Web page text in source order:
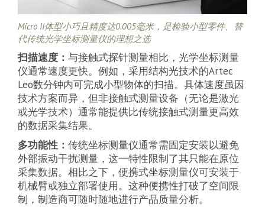
Micro II体型小巧且精度达0.005毫米，是检验小型零件、替
代传统光学坐标测量仪的理想之选
扫描速度： 与接触式探针测量相比，光学坐标测量
仪通常速度更快。例如，采用结构光技术的Artec
Leo数分钟内可完成小型物体的扫描。具体速度虽因
技术方案而异，但非接触式测量设备（无论是激光
或光学技术）通常能提供比传统接触式测量更高效
的数据采集结果。
多功能性： 传统坐标测量仪通常需固定安装以避免
外部振动干扰测量，这一特性限制了其只能在原位
采集数据。相比之下，便携式坐标测量仪可安装于
机械臂或独立部署使用。这种便携性打破了空间限
制，制造商可随时随地进行产品质量分析。